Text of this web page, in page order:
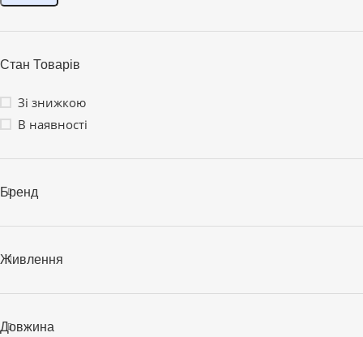
Стан Товарів
Зі знижкою
В наявності
Бренд
Живлення
Довжина